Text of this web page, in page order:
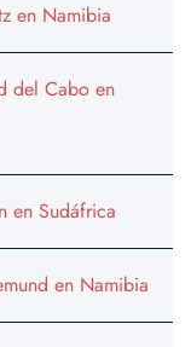
en Namibia
del Cabo en
en Sudáfrica
en Namibia